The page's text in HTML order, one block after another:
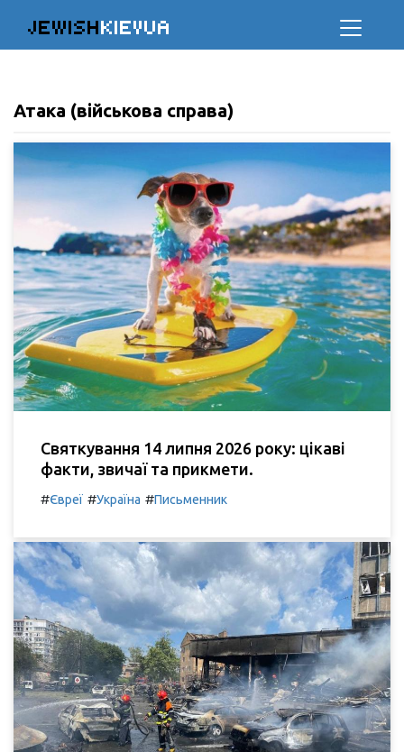
JEWISHKIEVUA
Атака (військова справа)
Святкування 14 липня 2026 року: цікаві
факти, звичаї та прикмети.
#Євреї #Україна #Письменник